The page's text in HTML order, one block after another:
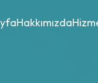
Hakkımızda